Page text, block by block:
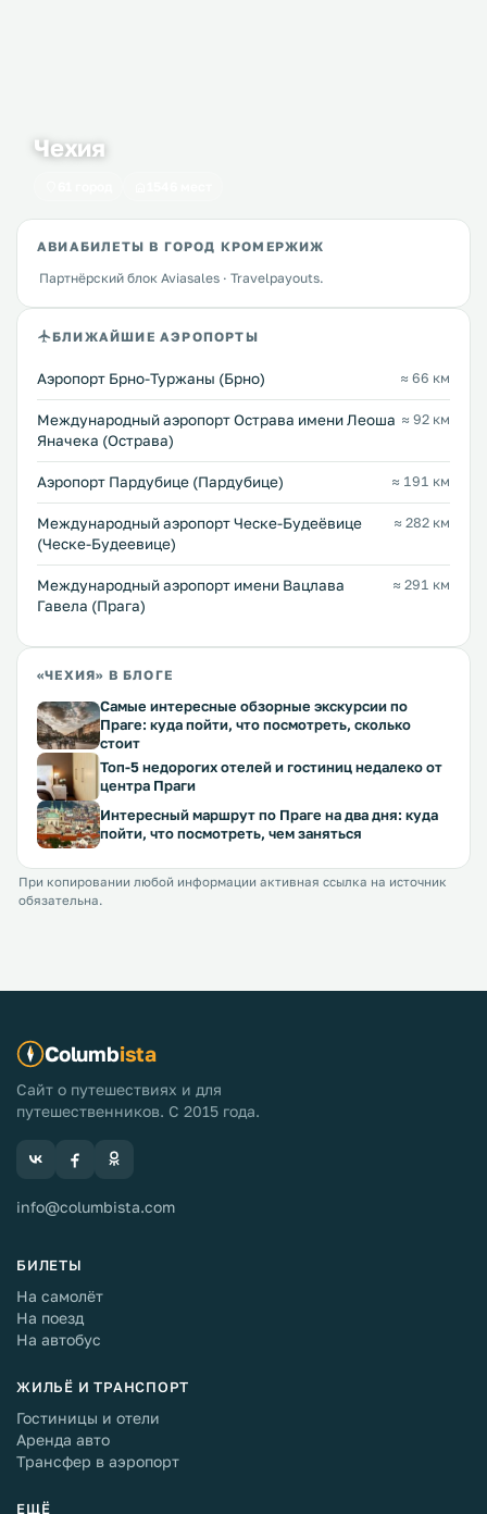
Чехия
АВИАБИЛЕТЫ В ГОРОД КРОМЕРЖИЖ
Партнёрский блок Aviasales · Travelpayouts.
БЛИЖАЙШИЕ АЭРОПОРТЫ
Аэропорт Брно-Туржаны (Брно) ≈ 66 км
Международный аэропорт Острава имени Леоша
Яначека (Острава)
≈ 92 км
Аэропорт Пардубице (Пардубице) ≈ 191 км
Международный аэропорт Ческе-Будеёвице
(Ческе-Будеевице)
≈ 282 км
Международный аэропорт имени Вацлава
Гавела (Прага)
≈ 291 км
«ЧЕХИЯ» В БЛОГЕ
Самые интересные обзорные экскурсии по
Праге: куда пойти, что посмотреть, сколько
стоит
Топ-5 недорогих отелей и гостиниц недалеко от
центра Праги
Интересный маршрут по Праге на два дня: куда
пойти, что посмотреть, чем заняться
При копировании любой информации активная ссылка на источник
обязательна.
Columbista
Сайт о путешествиях и для
путешественников. С 2015 года.
info@columbista.com
БИЛЕТЫ
На самолёт
На поезд
На автобус
ЖИЛЬЁ И ТРАНСПОРТ
Гостиницы и отели
Аренда авто
Трансфер в аэропорт
ЕЩЁ